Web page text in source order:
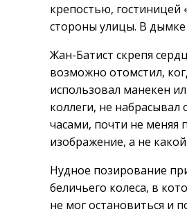
крепостью, гостиницей
стороны улицы. В
Жан-Батист скрепя
возможно отомстил,
использовал манекен
коллеги, не
часами, почти не меняя
изображение, а не
Нудное позирование
беличьего колеса, в
не мог остановиться и